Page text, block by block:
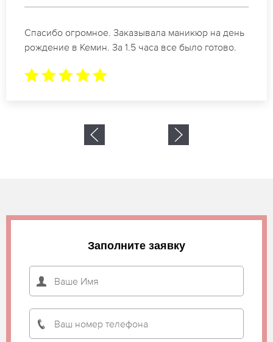
Идеальные специалисты своего дела по
маникюру в Кемин. Замечательный результат.
Заполните заявку